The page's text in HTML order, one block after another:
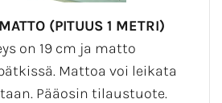
(PITUUS 1 METRI)
on 19 cm ja matto
Mattoa voi leikata
Pääosin tilaustuote.